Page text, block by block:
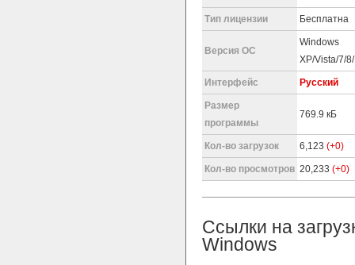
Тип лицензии Бесплатна
Версия ОС
Windows
XP/Vista/7/
Интерфейс Русский
Размер
программы
769.9 кБ
Кол-во загрузок 6,123 (+0)
Кол-во просмотров 20,233 (+0)
Ссылки на
Windows